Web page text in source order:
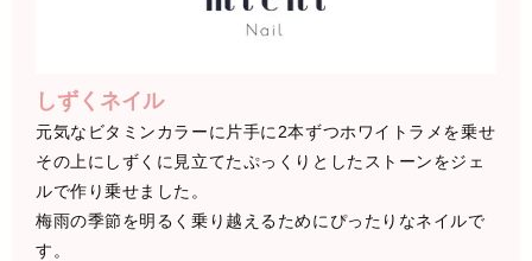
しずくネイル
元気なビタミンカラーに片手に2本ずつホワイトラメを乗せ
その上にしずくに見立てたぷっくりとしたストーンをジェ
ルで作り乗せました。
梅雨の季節を明るく乗り越えるためにぴったりなネイルで
す。